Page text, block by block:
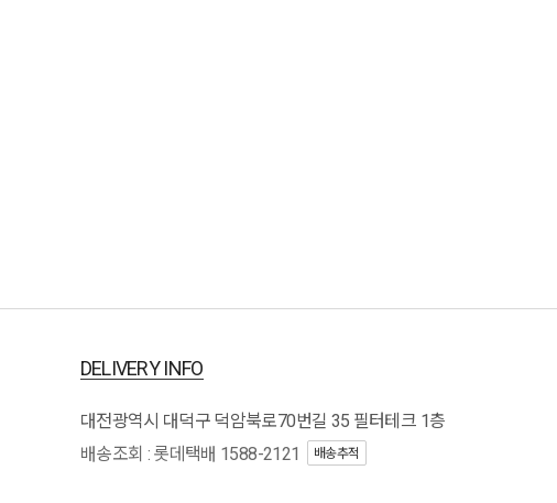
DELIVERY INFO
대전광역시 대덕구 덕암북로70번길 35 필터테크 1층
배송조회 : 롯데택배 1588-2121
배송추적